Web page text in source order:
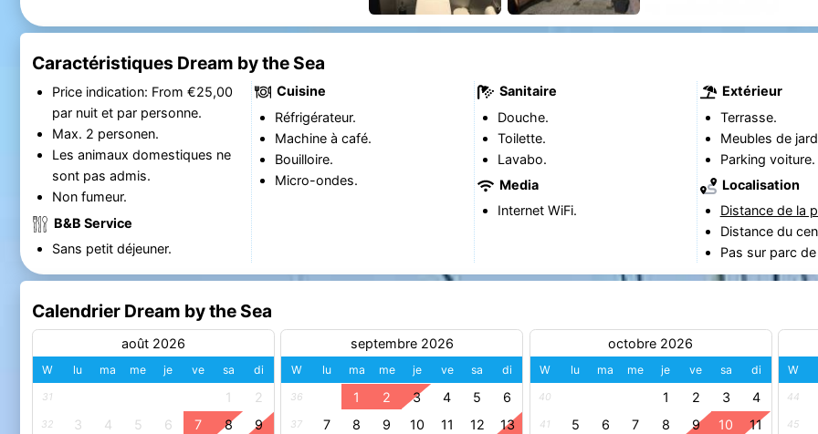
Caractéristiques Dream by the Sea
Price indication: From €25,00
par nuit et par personne.
Max. 2 personen.
Les animaux domestiques ne
sont pas admis.
Non fumeur.
B&B Service
Sans petit déjeuner.
Cuisine
Réfrigérateur.
Machine à café.
Bouilloire.
Micro-ondes.
Sanitaire
Douche.
Toilette.
Lavabo.
Media
Internet WiFi.
Extérieur
Terrasse.
Meubles de
Parking voiture.
Localisation
Distance de la
Distance du
Pas sur parc
Calendrier Dream by the Sea
août 2026
W lu ma me je ve sa di
31 1 2
32 3 4 5 6 7 8 9
septembre 2026
W lu ma me je ve sa di
36 1 2 3 4 5 6
37 7 8 9 10 11 12 13
octobre 2026
W lu ma me je ve sa di
40 1 2 3 4
41 5 6 7 8 9 10 11
W
44
45